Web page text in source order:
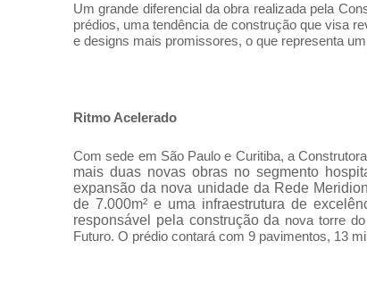
Um grande diferencial da obra realizada pela
prédios, uma tendência de construção que visa
e designs mais promissores, o que representa
Ritmo Acelerado
Com sede em São Paulo e Curitiba, a
mais duas novas obras no segmento
expansão da nova unidade da Rede
de 7.000m² e uma infraestrutura de
responsável pela construção da nova torre
Futuro. O prédio contará com 9 pavimentos, 13